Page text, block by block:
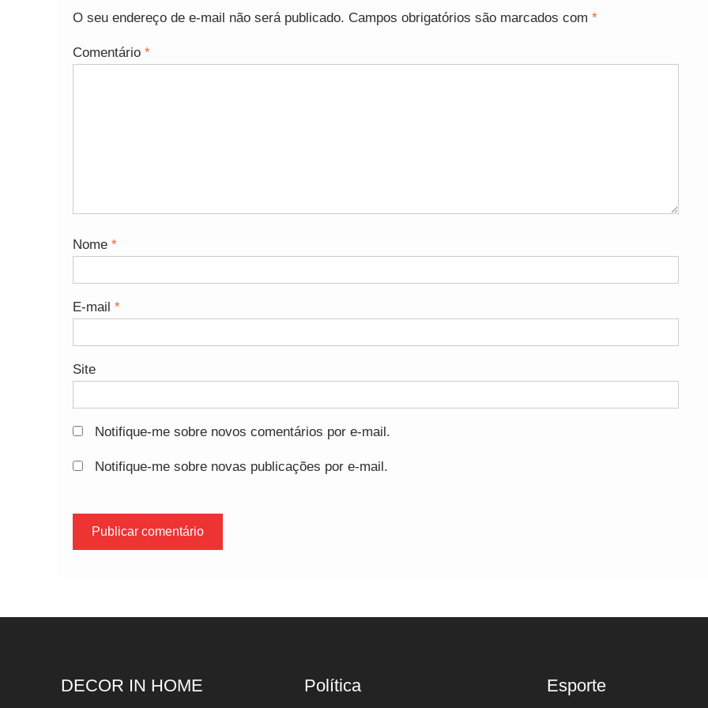
O seu endereço de e-mail não será publicado. Campos obrigatórios são marcados com *
Comentário *
Nome *
E-mail *
Site
Notifique-me sobre novos comentários por e-mail.
Notifique-me sobre novas publicações por e-mail.
DECOR IN HOME Política Esporte